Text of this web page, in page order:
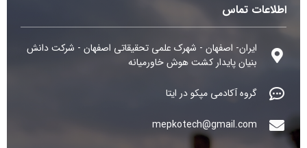
اطلاعات تماس
ایران- اصفهان - شهرک علمی تحقیقاتی اصفهان - شرکت دانش
بنیان پایدار کشت هوش خاورمیانه
گروه آکادمی مپکو در ایتا
mepkotech@gmail.com